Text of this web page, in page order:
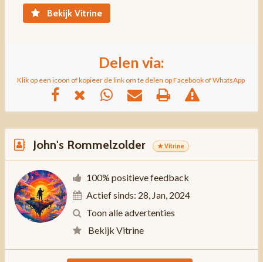
Bekijk Vitrine
Delen via:
Klik op een icoon of kopieer de link om te delen op Facebook of WhatsApp
John's Rommelzolder ★ Vitrine
100% positieve feedback
Actief sinds: 28, Jan, 2024
Toon alle advertenties
Bekijk Vitrine